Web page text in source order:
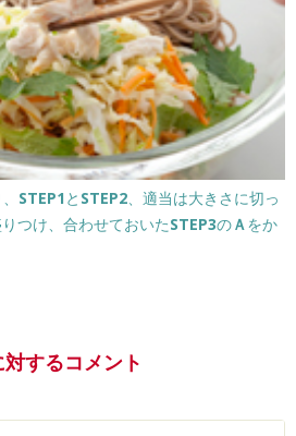
STEP1と STEP2、適当は大きさに切っ
つけ、合わせておいたSTEP3のＡをか
するコメント